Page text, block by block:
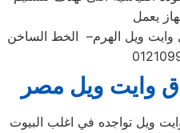
يعمل
ويل الهرم– الخط الساخن
وايت ويل مصر
ويل تواجده في اغلب البيوت